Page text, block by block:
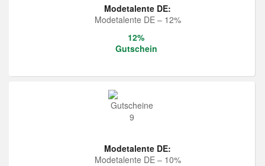
Modetalente DE:
Modetalente DE – 12%
12%
Gutschein
Modetalente DE:
Modetalente DE – 10%